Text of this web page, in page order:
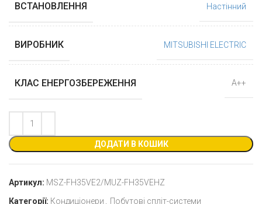
ВСТАНОВЛЕННЯ Настінний
ВИРОБНИК MITSUBISHI ELECTRIC
КЛАС ЕНЕРГОЗБЕРЕЖЕННЯ А++
ДОДАТИ В КОШИК
Артикул: MSZ-FH35VE2/MUZ-FH35VEHZ
Категорії: Кондиціонери Побутові спліт-системи